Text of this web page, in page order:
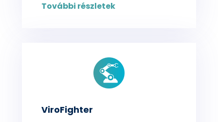
További részletek
ViroFighter